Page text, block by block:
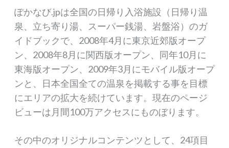
ぽかなび.jpは全国の日帰り入浴施設（日帰り温
泉、立ち寄り湯、スーパー銭湯、岩盤浴）のガ
イドブックで、2008年4月に東京近郊版オープ
ン、2008年8月に関西版オープン、同年10月に
東海版オープン、2009年3月にモバイル版オープ
ンと、日本全国全ての温泉を掲載する事を目標
にエリアの拡大を続けています。現在のページ
ビューは月間100万アクセスにものぼります。
その中のオリジナルコンテンツとして、24項目